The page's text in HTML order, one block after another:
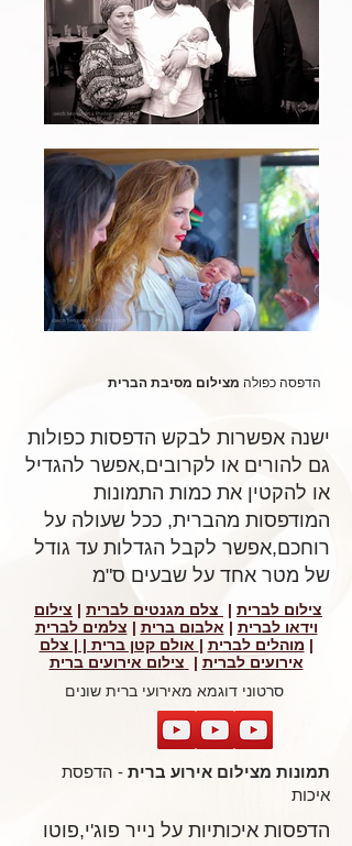
הדפסה כפולה מצילום מסיבת הברית
ישנה אפשרות לבקש הדפסות כפולות
גם להורים או לקרובים,אפשר להגדיל
או להקטין את כמות התמונות
המודפסות מהברית, ככל שעולה על
רוחכם,אפשר לקבל הגדלות עד גודל
של מטר אחד על שבעים ס"מ
צילום לברית | צלם מגנטים לברית | צילום
וידאו לברית | אלבום ברית | צלמים לברית
| מוהלים לברית | אולם קטן ברית | | צלם
אירועים לברית |
צילום אירועים ברית
סרטוני דוגמא מאירועי ברית שונים
תמונות מצילום אירוע ברית - הדפסת
איכות
הדפסות איכותיות על נייר פוג'י,פוטו